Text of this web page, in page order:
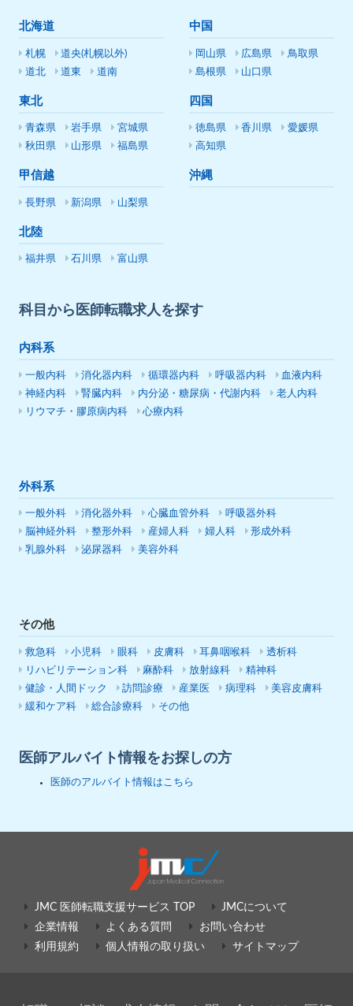
北海道
札幌
道央(札幌以外)
道北
道東 道南
東北
青森県 岩手県
宮城県
秋田県
山形県 福島県
甲信越
長野県 新潟県 山梨県
北陸
福井県 石川県 富山県
中国
岡山県 広島県
鳥取県
島根県
山口県
四国
徳島県 香川県
愛媛県
高知県
沖縄
科目から医師転職求人を探す
内科系
一般内科 消化器内科 循環器内科 呼吸器内科
血液内科
神経内科
腎臓内科 内分泌・糖尿病・代謝内科
老人内科
リウマチ・膠原病内科
心療内科
外科系
一般外科 消化器外科 心臓血管外科
呼吸器外科
脳神経外科
整形外科 産婦人科 婦人科
形成外科
乳腺外科
泌尿器科 美容外科
その他
救急科 小児科 眼科 皮膚科 耳鼻咽喉科
透析科
リハビリテーション科
麻酔科 放射線科
精神科
健診・人間ドック
訪問診療 産業医 病理科
美容皮膚科
緩和ケア科
総合診療科 その他
医師アルバイト情報をお探しの方
医師のアルバイト情報はこちら
JMC 医師転職支援サービス TOP
JMCについて
企業情報
よくある質問
お問い合わせ
利用規約
個人情報の取り扱い サイトマップ